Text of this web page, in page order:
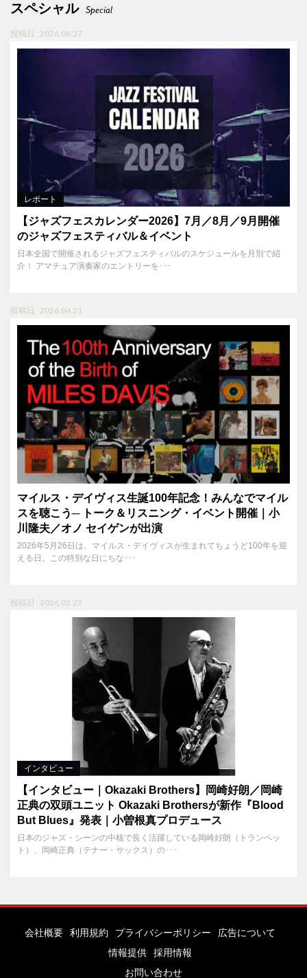
スペシャル Special
投稿日 : 2026.06.27
レポート
【ジャズフェスカレンダー2026】7月／8月／9月開催
のジャズフェスティバル＆イベント
日本全国で開催されるジャズフェスティバルのスケジュールを月別で紹
介！ アマチュア演奏家のエントリーを･･･
投稿日 : 2026.04.21
マイルス・デイヴィス生誕100年記念！みんなでマイル
スを聴こう─ トーク＆リスニング・イベント開催｜小
川隆夫／オノ セイゲンが出演
2026年5月26日は、マイルス・デイヴィスが生まれてちょうど100年を迎
える日。この特別な日にちな･･･
投稿日 : 2026.03.27
インタビュー
【インタビュー｜Okazaki Brothers】岡崎好朗／岡崎
正典の双頭ユニット Okazaki Brothersが新作『Blood
But Blues』発表｜小曽根真プロデュース
日本のジャズ・シーンの中核で長く活躍している岡崎好朗（トランペッ
ト）、岡崎正典（テナー・サックス）の･･･
会社概要 利用規約 プライバシーポリシー
広告について
情報提供
採用情報
お問い合わせ